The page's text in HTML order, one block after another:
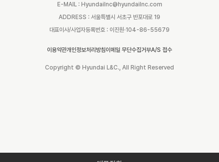
E-MAIL : Hyundailnc@hyundailnc.com
ADDRESS : 서울특별시 서초구 반포대로 19
대표이사/사업자등록번호 : 이진원·104-86-55679
이용약관개인정보처리방침이메일 무단수집거부A/S 접수
Copyright © Hyundai L&C., All Right Reserved